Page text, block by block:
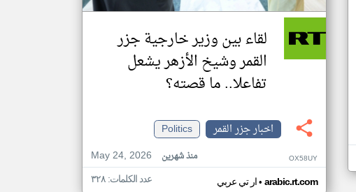
لقاء بين وزير خارجية جزر
القمر وشيخ الأزهر يشعل
تفاعلا.. ما قصته؟
اخبار جزر القمر
Politics
May 24, 2026
منذ شهرين OX58UY
ار تي عربي• arabic.rt.com عدد الكلمات: ٣٢٨